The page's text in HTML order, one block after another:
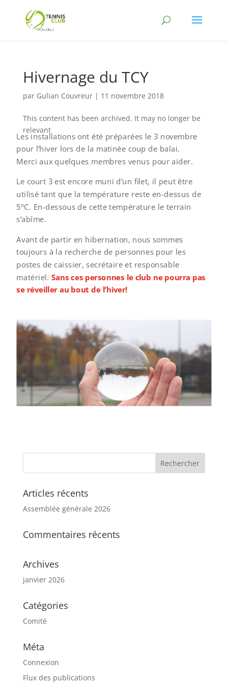
Hivernage du TCY
par Gulian Couvreur| 11 novembre 2018
This content has been archived. It may no longer be
relevant
Les installations ont été préparées le 3 novembre
pour l’hiver lors de la matinée coup de balai.
Merci aux quelques membres venus pour aider.
Le court 3 est encore muni d’un filet, il peut être
utilisé tant que la température reste en-dessus de
5°C. En-dessous de cette température le terrain
s’abîme.
Avant de partir en hibernation, nous sommes
toujours à la recherche de personnes pour les
postes de caissier, secrétaire et responsable
matériel. Sans ces personnes le club ne pourra pas
se réveiller au bout de l’hiver!
Articles récents
Assemblée générale 2026
Commentaires récents
Archives
janvier 2026
Catégories
Comité
Méta
Connexion
Flux des publications